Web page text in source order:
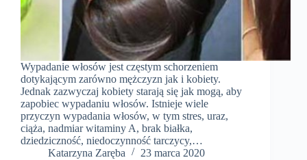
Wypadanie włosów jest częstym schorzeniem
dotykającym zarówno mężczyzn jak i kobiety.
Jednak zazwyczaj kobiety starają się jak mogą, aby
zapobiec wypadaniu włosów. Istnieje wiele
przyczyn wypadania włosów, w tym stres, uraz,
ciąża, nadmiar witaminy A, brak białka,
dziedziczność, niedoczynność tarczycy,…
Katarzyna Zaręba
23 marca 2020